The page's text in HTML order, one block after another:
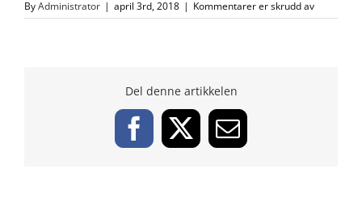
ByAdministrator | april 3rd, 2018 | Kommentarer er skrudd avfor
logo2
Del denne artikkelen
Facebook
X Email